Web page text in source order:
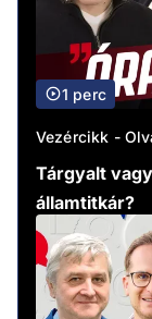
1 perc
Vezércikk -
Tárgyalt
államtitkár?